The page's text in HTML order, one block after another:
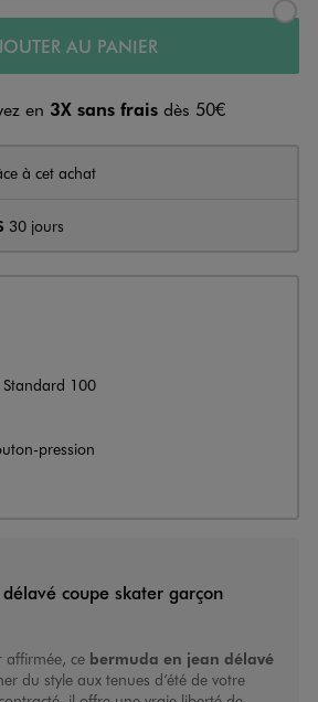
AU PANIER
en 3X sans frais dès 50€
à cet achat
30 jours
100
pression
coupe skater garçon
affirmée, ce bermuda en jean délavé
du style aux tenues d’été de votre